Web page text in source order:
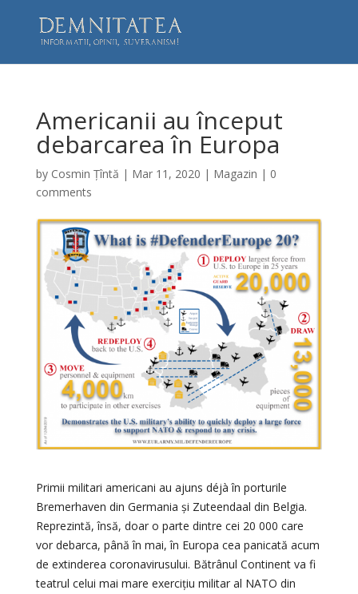
Americanii au început
debarcarea în Europa
by Cosmin Țîntă | Mar 11, 2020 | Magazin | 0
comments
Primii militari americani au ajuns déjà în porturile
Bremerhaven din Germania și Zuteendaal din Belgia.
Reprezintă, însă, doar o parte dintre cei 20 000 care
vor debarca, până în mai, în Europa cea panicată acum
de extinderea coronavirusului. Bătrânul Continent va fi
teatrul celui mai mare exercițiu militar al NATO din